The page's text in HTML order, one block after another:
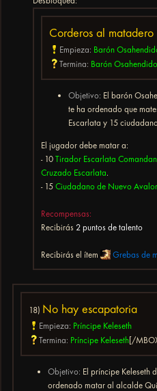
Corderos al matadero
Empieza: Barón
Termina: Barón Osahendido
Objetivo: El barón
te ha ordenado que
Escarlata y 15
El jugador debe matar a:
- 10 Tirador Escarlata
Cruzado Escarlata.
- 15 Ciudadano de Nuevo
Recompensas:
Recibirás 2 puntos de talento
Recibirás el ítem Grebas de
18) No hay escapatoria
Empieza: Príncipe Keleseth
Termina: Príncipe Keleseth[/
Objetivo: El príncipe Keleseth
ordenado matar al alcalde